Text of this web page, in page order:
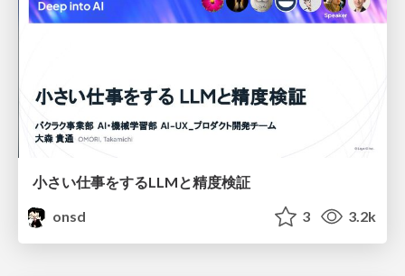
小さい仕事をするLLMと精度検証
onsd
3 3.2k